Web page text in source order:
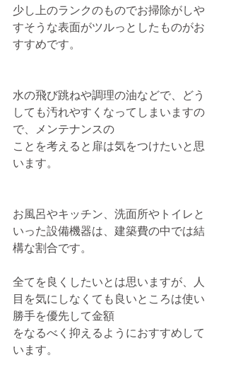
少し上のランクのものでお掃除がしや
すそうな表面がツルっとしたものがお
すすめです。
水の飛び跳ねや調理の油などで、どう
しても汚れやすくなってしまいますの
で、メンテナンスの
ことを考えると扉は気をつけたいと思
います。
お風呂やキッチン、洗面所やトイレと
いった設備機器は、建築費の中では結
構な割合です。
全てを良くしたいとは思いますが、人
目を気にしなくても良いところは使い
勝手を優先して金額
をなるべく抑えるようにおすすめして
います。